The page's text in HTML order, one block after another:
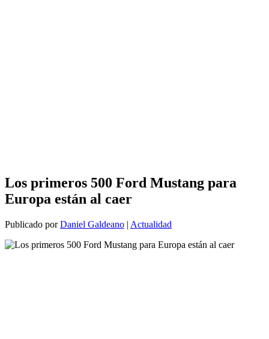
Los primeros 500 Ford Mustang para
Europa están al caer
Publicado porDaniel Galdeano | Actualidad